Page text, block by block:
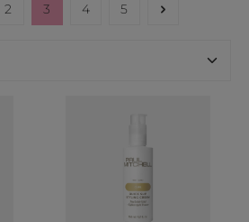
Seite
2 Seite
3 Seite
4 Seite
5